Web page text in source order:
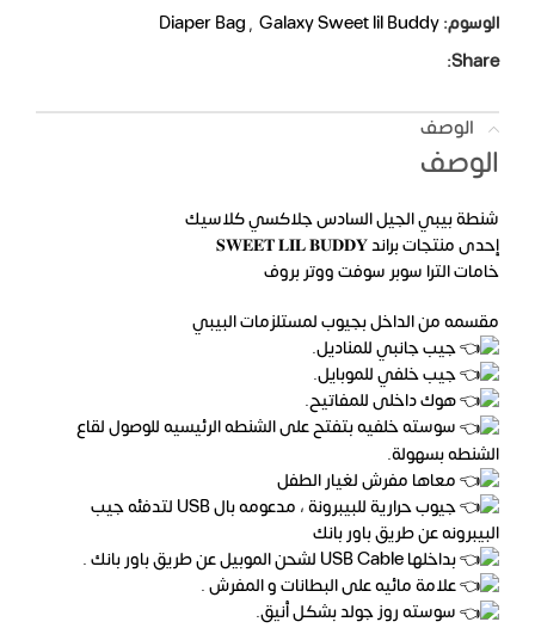
الوسوم:
Diaper Bag, Galaxy Sweet lil Buddy
Share:
الوصف
الوصف
شنطة بيبي الجيل السادس جلاكسي كلاسيك
إحدى منتجات براند 𝐒𝐖𝐄𝐄𝐓 𝐋𝐈𝐋 𝐁𝐔𝐃𝐃𝐘
خامات الترا سوبر سوفت ووتر بروف
مقسمه من الداخل بجيوب لمستلزمات البيبي
جيب جانبي للمناديل.
جيب خلفي للموبايل.
هوك داخلى للمفاتيح.
سوسته خلفيه بتفتح على الشنطه الرئيسيه للوصول لقاع
الشنطه بسهولة.
معاها مفرش لغيار الطفل
جيوب حرارية للبيبرونة ، مدعومه بال USB لتدفئه جيب
البيبرونه عن طريق باور بانك
بداخلها USB Cable لشحن الموبيل عن طريق باور بانك .
علامة مائيه على البطانات و المفرش .
سوسته روز جولد بشكل أنيق.